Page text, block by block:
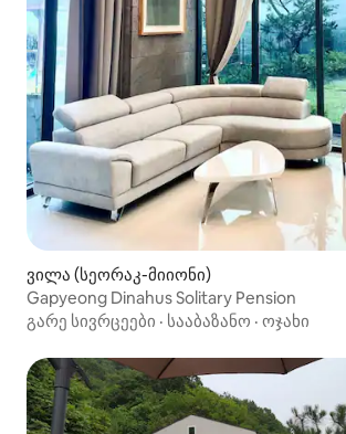
ვილა (სეორაკ-მიიონი)
Gapyeong Dinahus Solitary Pension
გარე სივრცეები · სააბაზანო · ოჯახი